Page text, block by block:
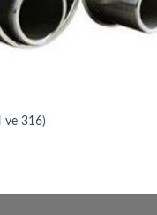
ve 316)